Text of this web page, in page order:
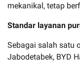
mekanikal, tetap
Standar layanan
Sebagai salah satu
Jabodetabek, BYD